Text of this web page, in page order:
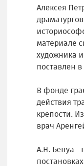
Алексея
материале
художника и
поставлен в
В фонде
действия
крепости.
врач
А.Н. Бенуа -